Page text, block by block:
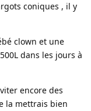
coniques , il y
clown et une
dans les jours à
encore des
la mettrais bien